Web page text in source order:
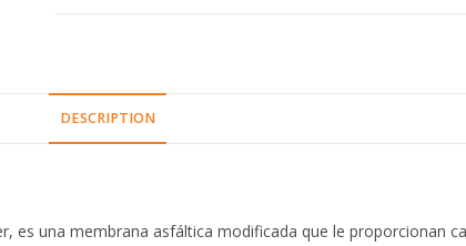
DESCRIPTION
una membrana asfáltica modificada que le proporcionan